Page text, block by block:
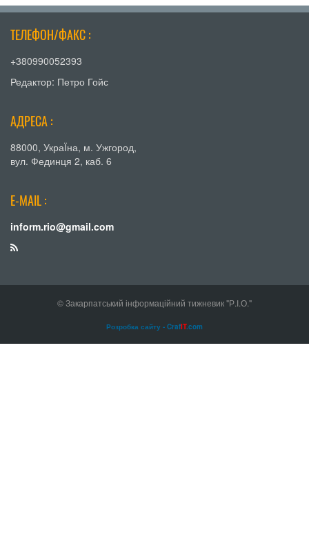
ТЕЛЕФОН/ФАКС :
+380990052393
Редактор: Петро Гойс
АДРЕСА :
88000, УкраЇна, м. Ужгород,
вул. Фединця 2, каб. 6
E-MAIL :
inform.rio@gmail.com
© Закарпатський інформаційний тижневик "Р.І.О."
Розробка сайту - CrafIT.com